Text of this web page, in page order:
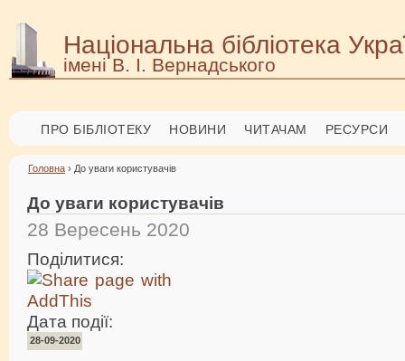
Національна бібліотека
імені В. І. Вернадського
ПРО БІБЛІОТЕКУ НОВИНИ ЧИТАЧАМ РЕСУРСИ
Головна › До уваги користувачів
До уваги користувачів
28 Вересень 2020
Поділитися:
Дата події:
28-09-2020